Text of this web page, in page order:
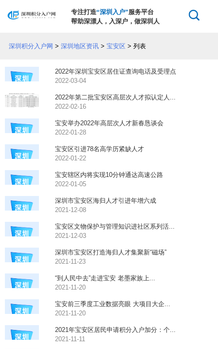
专注打造“深圳入户”服务平台
帮助深漂人，入深户，做深圳人
深圳积分入户网 > 深圳地区资讯> 宝安区 > 列表
2022年深圳宝安区居住证查询电话及受理点
2022-03-04
2022年第二批宝安区高层次人才拟认定人...
2022-02-16
宝安举办2022年高层次人才新春恳谈会
2022-01-28
宝安区引进78名高学历紧缺人才
2022-01-22
宝安辖区内将实现10分钟通达高速公路
2022-01-05
深圳市宝安区海归人才引进年增六成
2021-12-08
宝安区文物保护与管理知识进社区系列活...
2021-12-03
深圳市宝安区打造海归人才集聚新“磁场”
2021-11-23
​“到人民中去”走进宝安 老墨家族上...
2021-11-20
宝安前三季度工业数据亮眼 大项目大企...
2021-11-20
2021年宝安区居民申请积分入户加分：个...
2021-11-11